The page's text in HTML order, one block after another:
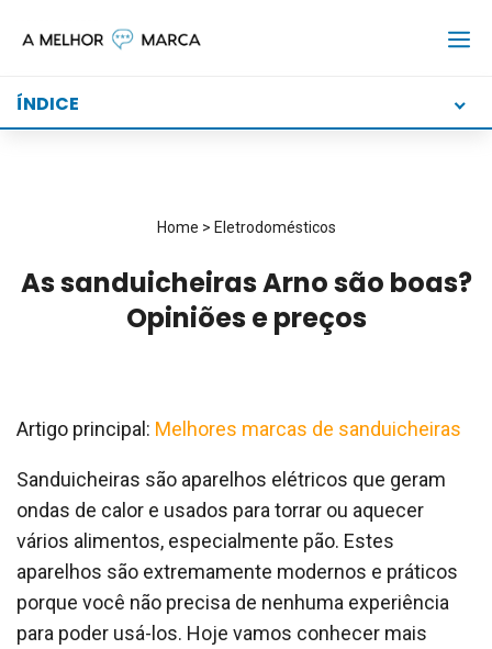
ÍNDICE
Home > Eletrodomésticos
As sanduicheiras Arno são boas?
Opiniões e preços
Artigo principal: Melhores marcas de sanduicheiras
Sanduicheiras são aparelhos elétricos que geram
ondas de calor e usados para torrar ou aquecer
vários alimentos, especialmente pão. Estes
aparelhos são extremamente modernos e práticos
porque você não precisa de nenhuma experiência
para poder usá-los. Hoje vamos conhecer mais